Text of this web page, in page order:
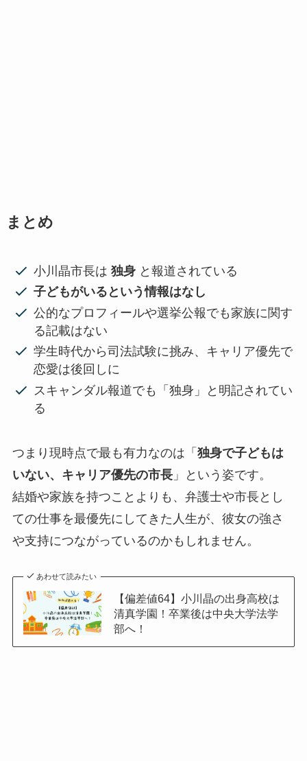
まとめ
小川晶市長は独身 と報道されている
子どもがいるという情報はなし
公的なプロフィールや選挙公報でも家族に関す
る記載はない
学生時代から司法試験に挑み、キャリア優先で
恋愛は後回しに
スキャンダル報道でも「独身」と明記されてい
る
つまり現時点で最も有力なのは「 独身で子どもは
いない、キャリア優先の市長」という姿です。
結婚や家族を持つことよりも、弁護士や市長とし
ての仕事を最優先にしてきた人生が、彼女の強さ
や支持につながっているのかもしれません。
あわせて読みたい
【偏差値64】小川晶の出身高校は
清真学園！卒業後は中央大学法学
部へ！